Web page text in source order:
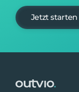
Jetzt starten